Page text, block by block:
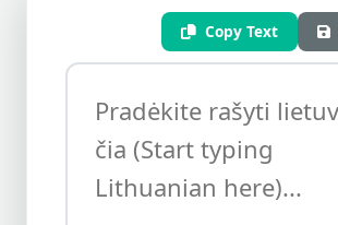
Copy Text